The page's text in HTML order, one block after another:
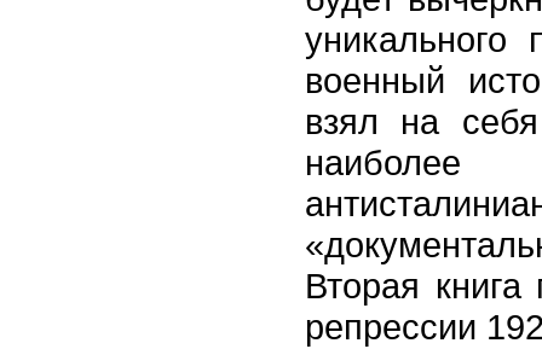
уникального
военный
взял на
наиболее
Вторая
репрессии